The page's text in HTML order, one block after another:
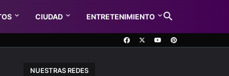
CIUDAD ENTRETENIMIENTO
NUESTRAS REDES